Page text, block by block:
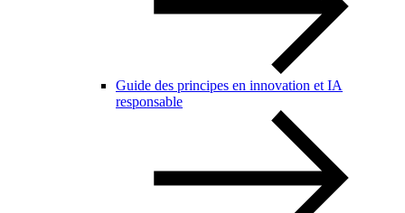
Guide des principes en innovation et IA
responsable